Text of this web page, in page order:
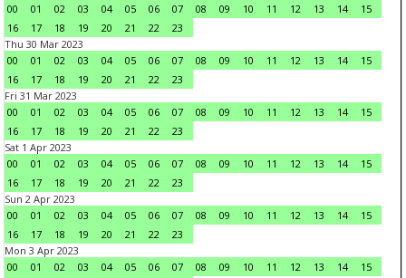
00
01 02 03 04 05 06 07 08 09 10 11 12 13 14
15
16
17 18 19 20 21 22
23
Thu 30 Mar 2023
00
01 02 03 04 05 06 07 08 09 10 11 12 13 14
15
16
17 18 19 20 21 22
23
Fri 31 Mar 2023
00
01 02 03 04 05 06 07 08 09 10 11 12 13 14
15
16
17 18 19 20 21 22
23
Sat 1 Apr 2023
00
01 02 03 04 05 06 07 08 09 10 11 12 13 14
15
16
17 18 19 20 21 22
23
Sun 2 Apr 2023
00
01 02 03 04 05 06 07 08 09 10 11 12 13 14
15
16
17 18 19 20 21 22
23
Mon 3 Apr 2023
00
01 02 03 04 05 06 07 08 09 10 11 12 13 14
15